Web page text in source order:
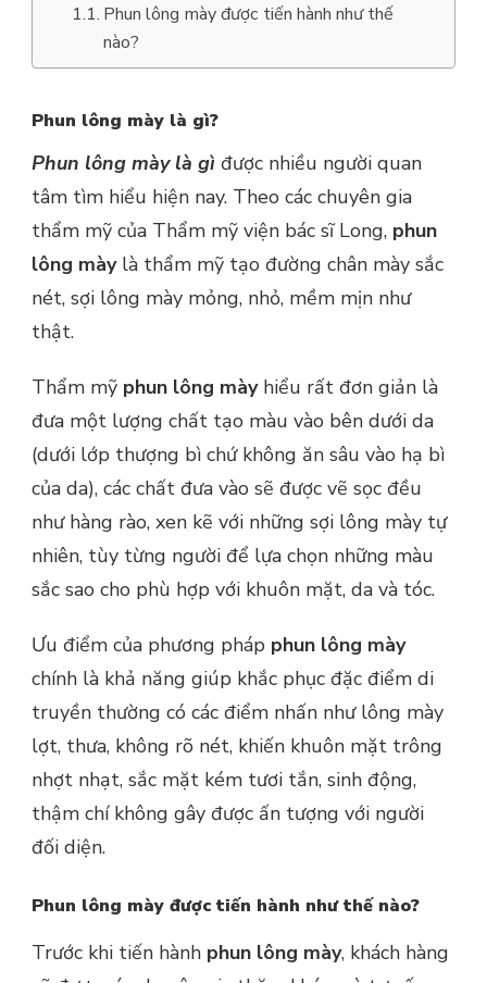
Phun lông mày được tiến hành như thế
nào?
Phun lông mày là gì?
Phun lông mày là gì được nhiều người quan
tâm tìm hiểu hiện nay. Theo các chuyên gia
thẩm mỹ của Thẩm mỹ viện bác sĩ Long, phun
lông màylà thẩm mỹ tạo đường chân mày sắc
nét, sợi lông mày mỏng, nhỏ, mềm mịn như
thật.
Thẩm mỹ phun lông màyhiểu rất đơn giản là
đưa một lượng chất tạo màu vào bên dưới da
(dưới lớp thượng bì chứ không ăn sâu vào hạ bì
của da), các chất đưa vào sẽ được vẽ sọc đều
như hàng rào, xen kẽ với những sợi lông mày tự
nhiên, tùy từng người để lựa chọn những màu
sắc sao cho phù hợp với khuôn mặt, da và tóc.
Ưu điểm của phương pháp phun lông mày
chính là khả năng giúp khắc phục đặc điểm di
truyền thường có các điểm nhấn như lông mày
lợt, thưa, không rõ nét, khiến khuôn mặt trông
nhợt nhạt, sắc mặt kém tươi tắn, sinh động,
thậm chí không gây được ấn tượng với người
đối diện.
Phun lông mày được tiến hành như thế nào?
Trước khi tiến hành phun lông mày, khách hàng